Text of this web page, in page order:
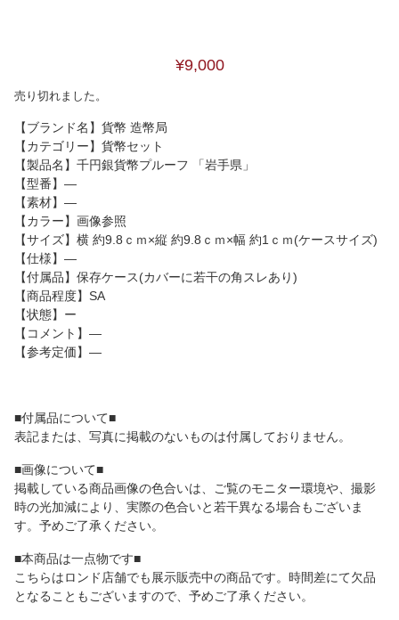
¥9,000
売り切れました。
【ブランド名】貨幣 造幣局
【カテゴリー】貨幣セット
【製品名】千円銀貨幣プルーフ 「岩手県」
【型番】―
【素材】―
【カラー】画像参照
【サイズ】横 約9.8ｃｍ×縦 約9.8ｃｍ×幅 約1ｃｍ(ケースサイズ)
【仕様】―
【付属品】保存ケース(カバーに若干の角スレあり)
【商品程度】SA
【状態】ー
【コメント】―
【参考定価】―
■付属品について■
表記または、写真に掲載のないものは付属しておりません。
■画像について■
掲載している商品画像の色合いは、ご覧のモニター環境や、撮影
時の光加減により、実際の色合いと若干異なる場合もございま
す。予めご了承ください。
■本商品は一点物です■
こちらはロンド店舗でも展示販売中の商品です。時間差にて欠品
となることもございますので、予めご了承ください。